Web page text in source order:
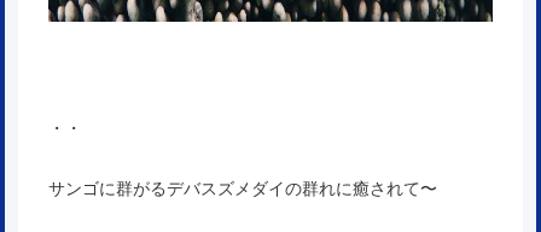
・・
サンゴに群がるデバスズメダイの群れに癒されて〜